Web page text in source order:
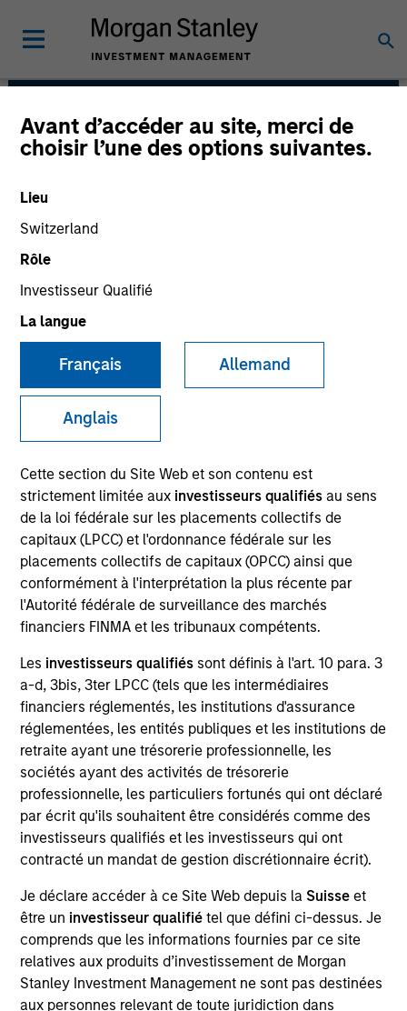
Avant d’accéder au site, merci de
choisir l’une des options suivantes.
Lieu
Switzerland
Rôle
Investisseur Qualifié
La langue
Français Allemand
Anglais
Cette section du Site Web et son contenu est
strictement limitée aux investisseurs qualifiésau sens
de la loi fédérale sur les placements collectifs de
capitaux (LPCC) et l'ordonnance fédérale sur les
placements collectifs de capitaux (OPCC) ainsi que
conformément à l'interprétation la plus récente par
l'Autorité fédérale de surveillance des marchés
financiers FINMA et les tribunaux compétents.
Les investisseurs qualifiés sont définis à l'art. 10 para. 3
a-d, 3bis, 3ter LPCC (tels que les intermédiaires
financiers réglementés, les institutions d'assurance
réglementées, les entités publiques et les institutions de
retraite ayant une trésorerie professionnelle, les
sociétés ayant des activités de trésorerie
professionnelle, les particuliers fortunés qui ont déclaré
par écrit qu'ils souhaitent être considérés comme des
investisseurs qualifiés et les investisseurs qui ont
contracté un mandat de gestion discrétionnaire écrit).
Je déclare accéder à ce Site Web depuis la Suisse et
être un investisseur qualifiétel que défini ci-dessus. Je
comprends que les informations fournies par ce site
relatives aux produits d’investissement de Morgan
Stanley Investment Management ne sont pas destinées
aux personnes relevant de toute juridiction dans
Floating-Rate Loans
Strategies
As a pioneer in the floating-rate corporate loan market,
We invest in U.S. and European senior loans and CLO
debt tranches, with all our investment strategies
underpinned by a robust fundamental research
platform and the consistent and systematic application
of our risk-focused investment process.
Portfolio Managers
Peter M. Campo, CFA
Managing Director
Ralph H. Hinckley, Jr, CFA
Managing Director
Heath Christensen, CFA